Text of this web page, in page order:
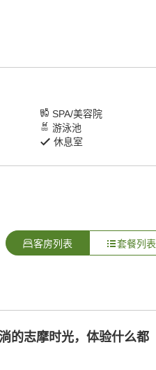
SPA/美容院
游泳池
休息室
客房列表 套餐列表
的志摩时光，体验什么都